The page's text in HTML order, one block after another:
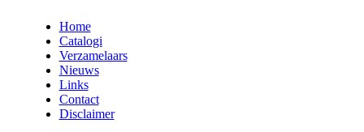
Home
Catalogi
Verzamelaars
Nieuws
Links
Contact
Disclaimer